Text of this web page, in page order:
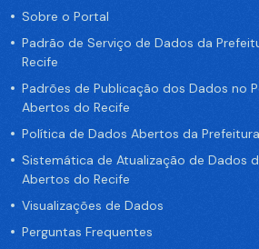
Sobre o Portal
Padrão de Serviço de Dados da
Recife
Padrões de Publicação dos Dados no
Abertos do Recife
Política de Dados Abertos da
Sistemática de Atualização de Dados
Abertos do Recife
Visualizações de Dados
Perguntas Frequentes